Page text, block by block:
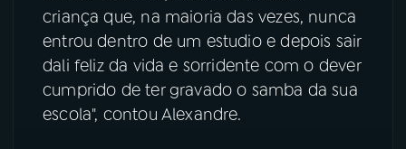
criança que, na maioria das vezes, nunca
entrou dentro de um estudio e depois sair
dali feliz da vida e sorridente com o dever
cumprido de ter gravado o samba da sua
escola", contou Alexandre.